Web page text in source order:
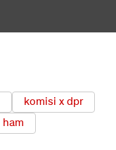
komisi x dpr
ham